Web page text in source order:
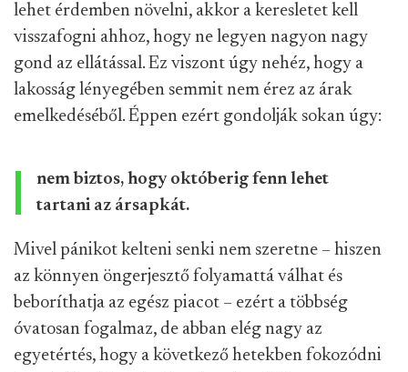
lehet érdemben növelni, akkor a keresletet kell
visszafogni ahhoz, hogy ne legyen nagyon nagy
gond az ellátással. Ez viszont úgy nehéz, hogy a
lakosság lényegében semmit nem érez az árak
emelkedéséből. Éppen ezért gondolják sokan úgy:
nem biztos, hogy októberig fenn lehet
tartani az ársapkát.
Mivel pánikot kelteni senki nem szeretne – hiszen
az könnyen öngerjesztő folyamattá válhat és
beboríthatja az egész piacot – ezért a többség
óvatosan fogalmaz, de abban elég nagy az
egyetértés, hogy a következő hetekben fokozódni